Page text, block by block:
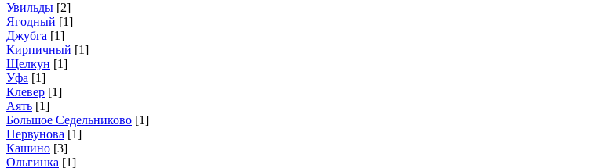
Увильды [2]
Ягодный [1]
Джубга [1]
Кирпичный [1]
Щелкун [1]
Уфа [1]
Клевер [1]
Аять [1]
Большое Седельниково [1]
Первунова [1]
Кашино [3]
Ольгинка [1]